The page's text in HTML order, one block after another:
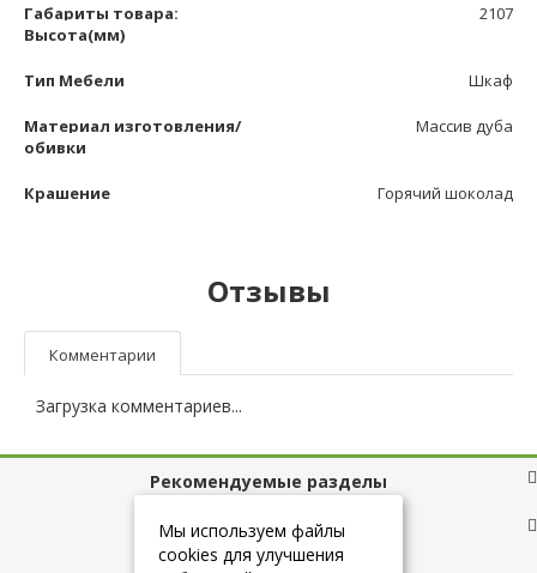
Габариты товара:
Высота(мм)
2107
Тип Мебели Шкаф
Материал изготовления/
обивки
Массив дуба
Крашение Горячий шоколад
Отзывы
Комментарии
Загрузка комментариев...
Рекомендуемые разделы
Полезные ссылки
Мы используем файлы
cookies для улучшения